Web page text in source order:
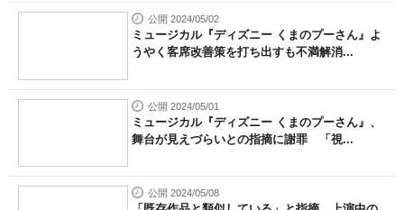
公開 2024/05/02
ミュージカル『ディズニー くまのプーさん』よ
うやく客席改善策を打ち出すも不満解消...
公開 2024/05/01
ミュージカル『ディズニー くまのプーさん』、
舞台が見えづらいとの指摘に謝罪 「視...
公開 2024/05/08